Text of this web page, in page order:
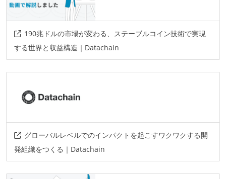
190兆ドルの市場が変わる、ステーブルコイン技術で実現
する世界と収益構造｜Datachain
グローバルレベルでのインパクトを起こすワクワクする開
発組織をつくる｜Datachain